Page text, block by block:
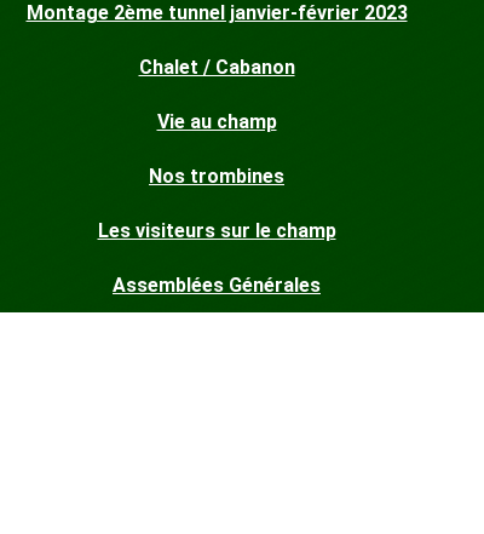
Montage 2ème tunnel janvier-février 2023
Chalet / Cabanon
Vie au champ
Nos trombines
Les visiteurs sur le champ
Assemblées Générales